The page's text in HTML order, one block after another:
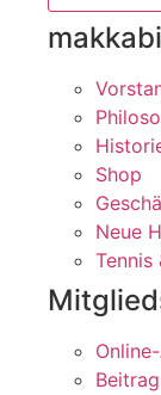
makkabi
Shop
Neue
Tennis